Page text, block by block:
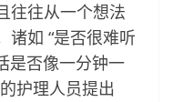
往往从一个想法
诸如 “是否很难听
是否像一分钟一
护理人员提出